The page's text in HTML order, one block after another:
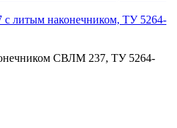
СВЛМ 237, ТУ 5264-